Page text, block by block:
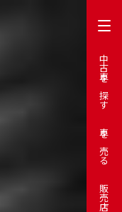
中古車を探す
車を売る
販売店